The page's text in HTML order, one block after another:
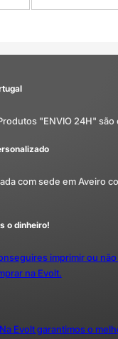
"ENVIO 24H"
com sede em Aveiro
o dinheiro!
imprimir ou
na Evolt.
Na Evolt garantimos o